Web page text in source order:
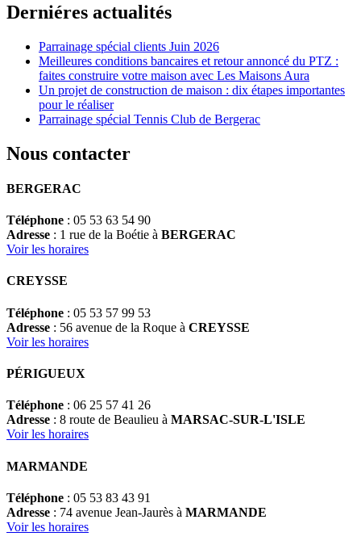
Derniéres actualités
Parrainage spécial clients Juin 2026
Meilleures conditions bancaires et retour annoncé du PTZ :
faites construire votre maison avec Les Maisons Aura
Un projet de construction de maison : dix étapes importantes
pour le réaliser
Parrainage spécial Tennis Club de Bergerac
Nous contacter
BERGERAC
Téléphone : 05 53 63 54 90
Adresse : 1 rue de la Boétie à BERGERAC
Voir les horaires
CREYSSE
Téléphone : 05 53 57 99 53
Adresse : 56 avenue de la Roque à CREYSSE
Voir les horaires
PÉRIGUEUX
Téléphone : 06 25 57 41 26
Adresse : 8 route de Beaulieu à MARSAC-SUR-L'ISLE
Voir les horaires
MARMANDE
Téléphone : 05 53 83 43 91
Adresse : 74 avenue Jean-Jaurès à MARMANDE
Voir les horaires